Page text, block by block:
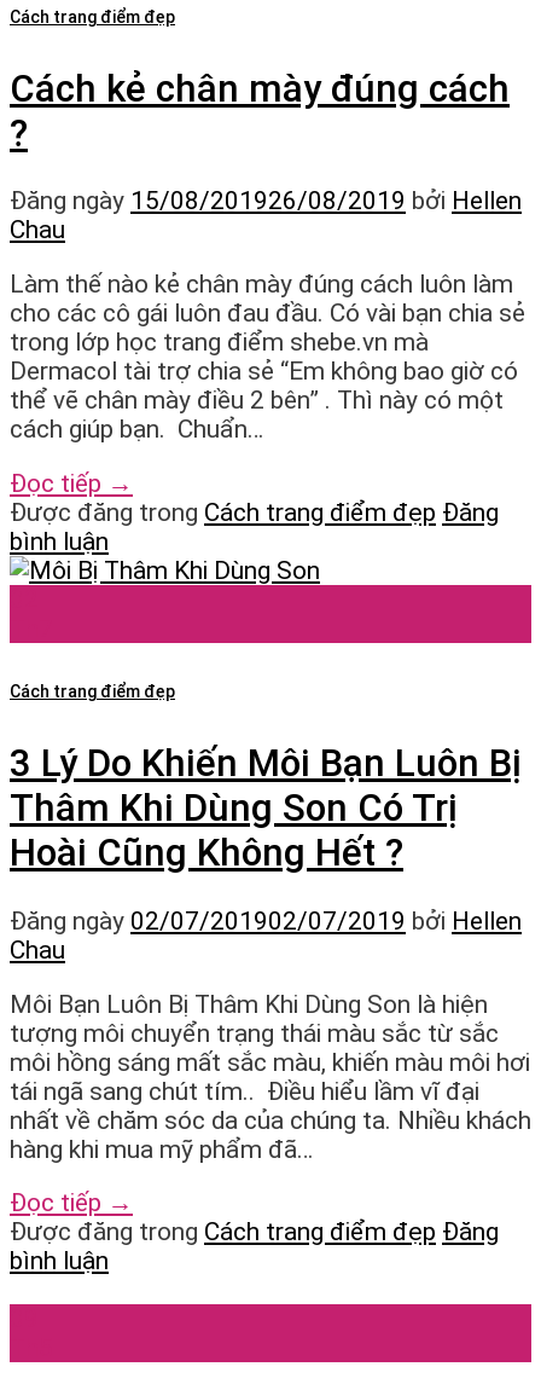
Cách trang điểm đẹp
Cách kẻ chân mày đúng cách
?
Đăng ngày 15/08/201926/08/2019 bởi Hellen
Chau
Làm thế nào kẻ chân mày đúng cách luôn làm
cho các cô gái luôn đau đầu. Có vài bạn chia sẻ
trong lớp học trang điểm shebe.vn mà
Dermacol tài trợ chia sẻ “Em không bao giờ có
thể vẽ chân mày điều 2 bên” . Thì này có một
cách giúp bạn. Chuẩn…
Đọc tiếp →
Được đăng trong Cách trang điểm đẹp Đăng
bình luận
Cách trang điểm đẹp
3 Lý Do Khiến Môi Bạn Luôn Bị
Thâm Khi Dùng Son Có Trị
Hoài Cũng Không Hết ?
Đăng ngày 02/07/201902/07/2019 bởi Hellen
Chau
Môi Bạn Luôn Bị Thâm Khi Dùng Son là hiện
tượng môi chuyển trạng thái màu sắc từ sắc
môi hồng sáng mất sắc màu, khiến màu môi hơi
tái ngã sang chút tím.. Điều hiểu lầm vĩ đại
nhất về chăm sóc da của chúng ta. Nhiều khách
hàng khi mua mỹ phẩm đã…
Đọc tiếp →
Được đăng trong Cách trang điểm đẹp Đăng
bình luận